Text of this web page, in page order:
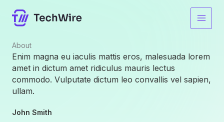
content
About​
Enim magna eu iaculis mattis eros, malesuada lorem
amet in dictum amet ridiculus mauris lectus
commodo. Vulputate dictum leo convallis vel sapien,
ullam.
John Smith